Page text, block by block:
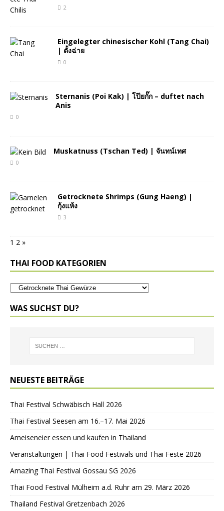
2
Eingelegter chinesischer Kohl (Tang Chai)
| ตั้งฉ่าย
0
Sternanis (Poi Kak) | โป๊ยกั๊ก – duftet nach
Anis
0
Muskatnuss (Tschan Ted) | จันทน์เทศ
0
Getrocknete Shrimps (Gung Haeng) |
กุ้งแห้ง
3
1 2 »
THAI FOOD KATEGORIEN
WAS SUCHST DU?
NEUESTE BEITRÄGE
Thai Festival Schwäbisch Hall 2026
Thai Festival Seesen am 16.–17. Mai 2026
Ameiseneier essen und kaufen in Thailand
Veranstaltungen | Thai Food Festivals und Thai Feste 2026
Amazing Thai Festival Gossau SG 2026
Thai Food Festival Mülheim a.d. Ruhr am 29. März 2026
Thailand Festival Gretzenbach 2026